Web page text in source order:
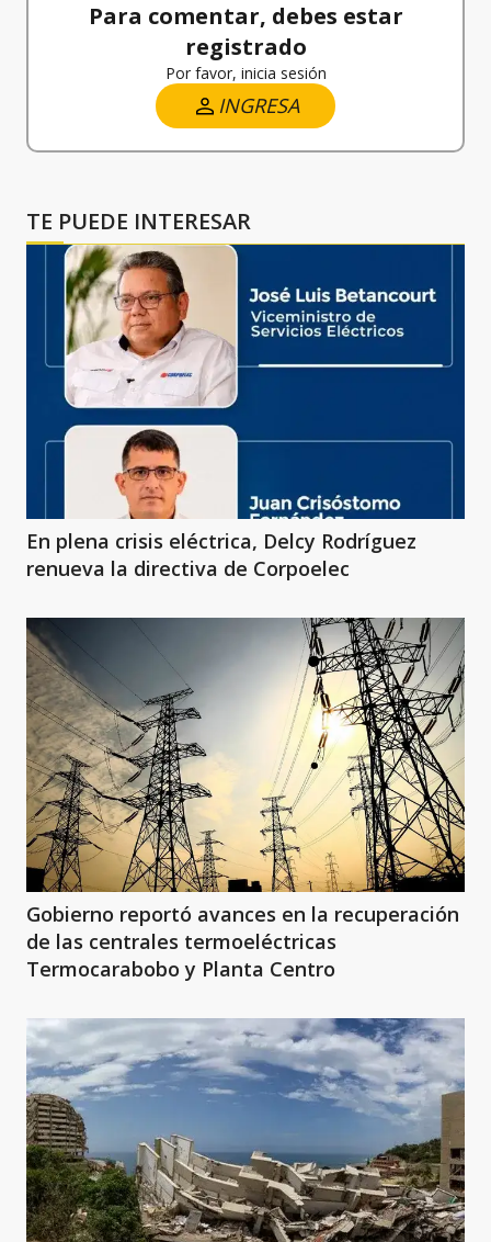
Para comentar, debes estar
registrado
Por favor, inicia sesión
INGRESA
TE PUEDE INTERESAR
En plena crisis eléctrica, Delcy Rodríguez
renueva la directiva de Corpoelec
Gobierno reportó avances en la recuperación
de las centrales termoeléctricas
Termocarabobo y Planta Centro